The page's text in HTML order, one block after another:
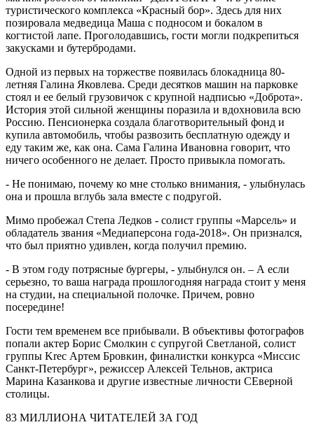
туристического комплекса «Красный бор». Здесь для них
позировала медведица Маша с подносом и бокалом в
когтистой лапе. Проголодавшись, гости могли подкрепиться
закусками и бутербродами.
Одной из первых на торжестве появилась блокадница 80-
летняя Галина Яковлева. Среди десятков машин на парковке
стоял и ее белый грузовичок с крупной надписью «Доброта».
История этой сильной женщины поразила и вдохновила всю
Россию. Пенсионерка создала благотворительный фонд и
купила автомобиль, чтобы развозить бесплатную одежду и
еду таким же, как она. Сама Галина Ивановна говорит, что
ничего особенного не делает. Просто привыкла помогать.
- Не понимаю, почему ко мне столько внимания, - улыбнулась
она и прошла вглубь зала вместе с подругой.
Мимо пробежал Степа Ледков - солист группы «Марсель» и
обладатель звания «Медиаперсона года-2018». Он признался,
что был приятно удивлен, когда получил премию.
- В этом году потрясные бургеры, - улыбнулся он. – А если
серьезно, то ваша награда прошлогодняя награда стоит у меня
на студии, на специальной полочке. Причем, ровно
посередине!
Гости тем временем все прибывали. В объективы фотографов
попали актер Борис Смолкин с супругой Светланой, солист
группы Krec Артем Бровкин, финалистки конкурса «Миссис
Санкт-Петербург», режиссер Алексей Тельнов, актриса
Марина Казанкова и другие известные личности СЕверной
столицы.
83 МИЛЛИОНА ЧИТАТЕЛЕЙ ЗА ГОД